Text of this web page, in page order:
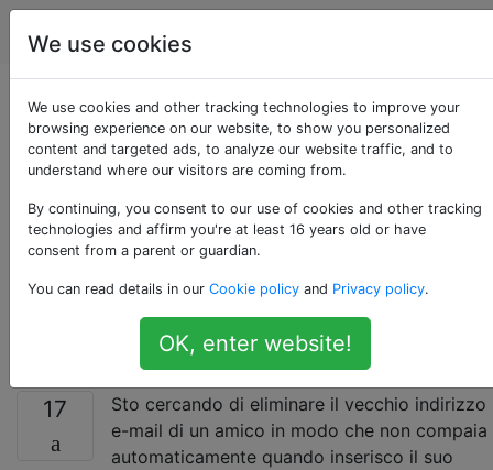
Apple
Come posso
eliminare l'indirizzo
e-mail di un
destinatario
precedente da Mail?
17
Sto cercando di eliminare il vecchio indirizzo
e-mail di un amico in modo che non compaia
automaticamente quando inserisco il suo
We use cookies
We use cookies and other tracking technologies to improve your
browsing experience on our website, to show you personalized
content and targeted ads, to analyze our website traffic, and to
understand where our visitors are coming from.
By continuing, you consent to our use of cookies and other tracking
technologies and affirm you're at least 16 years old or have
consent from a parent or guardian.
You can read details in our Cookie policy and Privacy policy.
OK, enter website!